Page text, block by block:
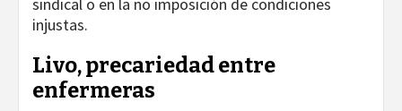
sindical o en la no imposición de condiciones
injustas.
Livo, precariedad entre
enfermeras